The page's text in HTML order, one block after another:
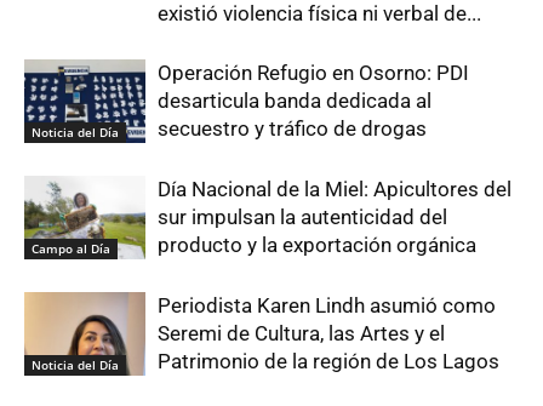
existió violencia física ni verbal de...
Noticia del Día
Operación Refugio en Osorno: PDI
desarticula banda dedicada al
secuestro y tráfico de drogas
Campo al Día
Día Nacional de la Miel: Apicultores del
sur impulsan la autenticidad del
producto y la exportación orgánica
Noticia del Día
Periodista Karen Lindh asumió como
Seremi de Cultura, las Artes y el
Patrimonio de la región de Los Lagos